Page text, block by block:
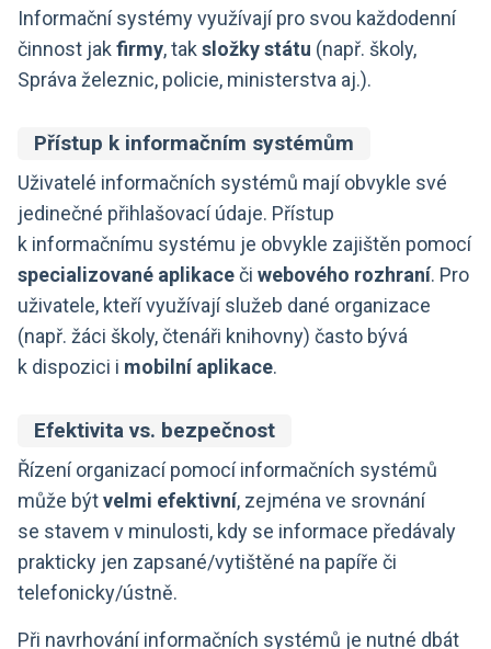
Informační systémy využívají pro svou každodenní
činnost jak firmy, tak složky státu (např. školy,
Správa železnic, policie, ministerstva aj.).
Přístup k informačním systémům
Uživatelé informačních systémů mají obvykle své
jedinečné přihlašovací údaje. Přístup
k informačnímu systému je obvykle zajištěn pomocí
specializované aplikaceči webového rozhraní. Pro
uživatele, kteří využívají služeb dané organizace
(např. žáci školy, čtenáři knihovny) často bývá
k dispozici i mobilní aplikace.
Efektivita vs. bezpečnost
Řízení organizací pomocí informačních systémů
může býtvelmi efektivní, zejména ve srovnání
se stavem v minulosti, kdy se informace předávaly
prakticky jen zapsané/vytištěné na papíře či
telefonicky/ústně.
Při navrhování informačních systémů je nutné dbát